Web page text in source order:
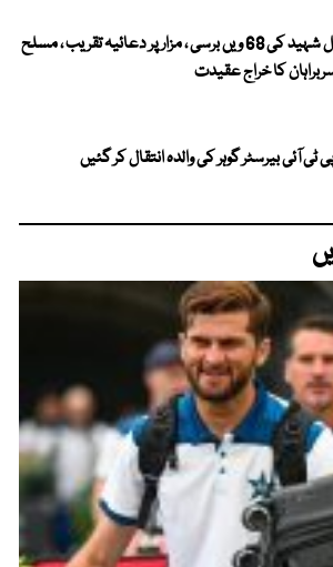
میجر طفیل شہید کی 68 ویں برسی ، مزار پر دعائیہ تقریب ، مسلح
کا خراج عقیدت
ٹی آئی بیرسٹر گوہر کی والدہ انتقال کر گئیں